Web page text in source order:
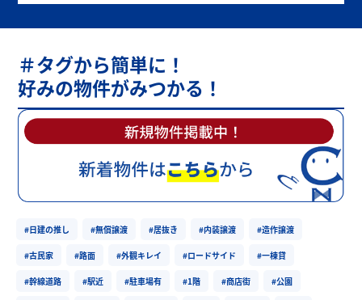
＃タグから簡単に！
好みの物件がみつかる！
#日建の推し #無償譲渡 #居抜き #内装譲渡 #造作譲渡
#古民家 #路面 #外観キレイ #ロードサイド #一棟貸
#幹線道路 #駅近 #駐車場有 #1階 #商店街 #公園